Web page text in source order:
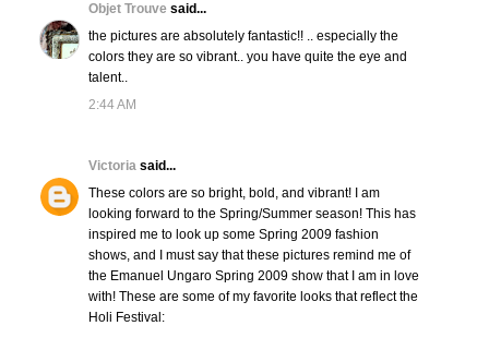
Objet Trouve said...
the pictures are absolutely fantastic!! .. especially the
colors they are so vibrant.. you have quite the eye and
talent..
2:44 AM
Victoria said...
These colors are so bright, bold, and vibrant! I am
looking forward to the Spring/Summer season! This has
inspired me to look up some Spring 2009 fashion
shows, and I must say that these pictures remind me of
the Emanuel Ungaro Spring 2009 show that I am in love
with! These are some of my favorite looks that reflect the
Holi Festival: